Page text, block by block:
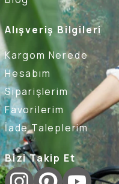
Alışveriş Bilgileri
Kargom Nerede
Hesabım
Siparişlerim
Favorilerim
İade Taleplerim
Bizi Takip Et